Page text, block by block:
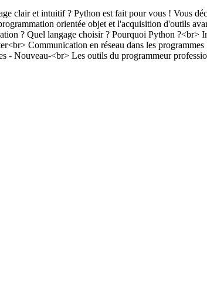
clair et intuitif ? Python est fait pour vous ! Vous
orientée objet et l'acquisition d'outils
? Quel langage choisir ? Pourquoi Python ?<br>
Communication en réseau dans les
- Nouveau-<br> Les outils du programmeur